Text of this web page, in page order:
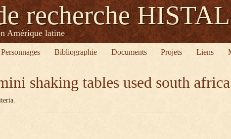
recherche HISTAL
Amérique latine
Personnages Bibliographie Documents Projets Liens
shaking tables used south africa